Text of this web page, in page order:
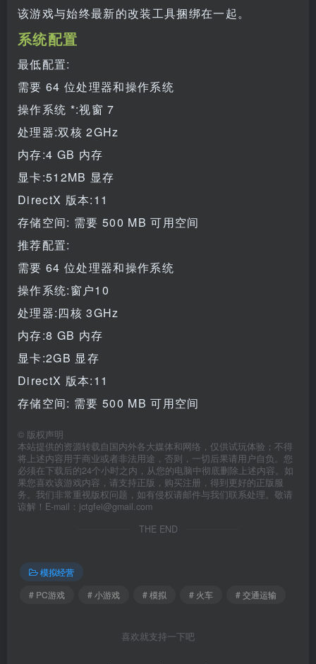
该游戏与始终最新的改装工具捆绑在一起。
系统配置
最低配置:
需要 64 位处理器和操作系统
操作系统 *:视窗 7
处理器:双核 2GHz
内存:4 GB 内存
显卡:512MB 显存
DirectX 版本:11
存储空间: 需要 500 MB 可用空间
推荐配置:
需要 64 位处理器和操作系统
操作系统:窗户10
处理器:四核 3GHz
内存:8 GB 内存
显卡:2GB 显存
DirectX 版本:11
存储空间: 需要 500 MB 可用空间
© 版权声明
本站提供的资源转载自国内外各大媒体和网络，仅供试玩体验；不得
将上述内容用于商业或者非法用途，否则，一切后果请用户自负。您
必须在下载后的24个小时之内，从您的电脑中彻底删除上述内容。如
果您喜欢该游戏内容，请支持正版，购买注册，得到更好的正版服
务。我们非常重视版权问题，如有侵权请邮件与我们联系处理。敬请
谅解！E-mail：jctgfei@gmail.com
THE END
模拟经营
# PC游戏
# 小游戏 # 模拟 # 火车 # 交通运输
喜欢就支持一下吧